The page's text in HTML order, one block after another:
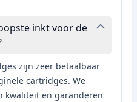
inkt voor de
zijn zeer betaalbaar
cartridges. We
kwaliteit en garanderen